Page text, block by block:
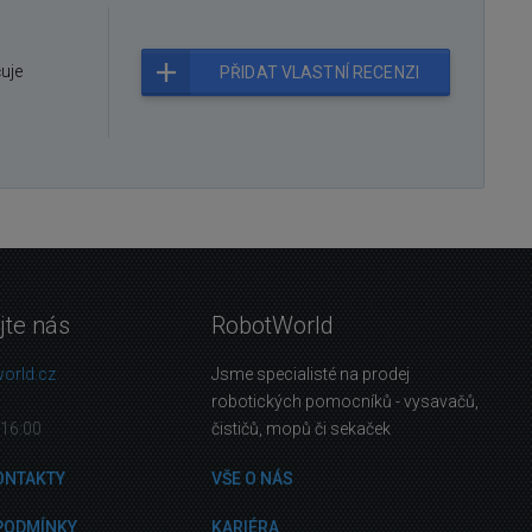
PŘIDAT VLASTNÍ RECENZI
nás RobotWorld
Jsme specialisté na prodej
robotických pomocníků - vysavačů,
čističů, mopů či sekaček
VŠE O NÁS
KARIÉRA